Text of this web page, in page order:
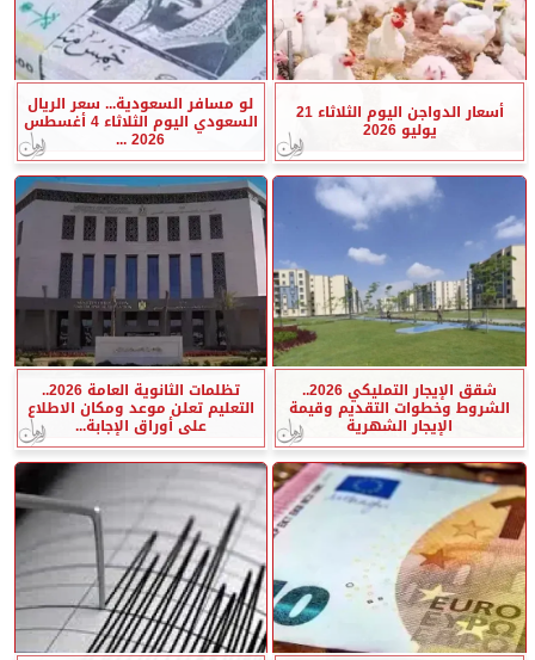
أسعار الدواجن اليوم الثلاثاء 21
يوليو 2026
لو مسافر السعودية... سعر الريال
السعودي اليوم الثلاثاء 4 أغسطس
2026 ...
شقق الإيجار التمليكي 2026..
الشروط وخطوات التقديم وقيمة
الإيجار الشهرية
تظلمات الثانوية العامة 2026..
التعليم تعلن موعد ومكان الاطلاع
على أوراق الإجابة...